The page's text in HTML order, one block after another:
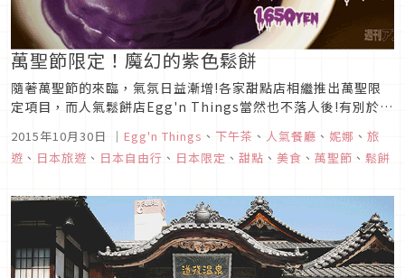
萬聖節限定！魔幻的紫色鬆餅
隨著萬聖節的來臨，氣氛日益漸增!各家甜點店相繼推出萬聖限
定項目，而人氣鬆餅店Egg'n Things當然也不落人後!有別於原
宿店的夏威夷輕鬆風格，這次介紹大家帶有休閒氛圍卻又洋溢高
級感的銀座店!Egg'n Things銀座店店內已經有濃郁的萬聖氣氛
(原宿店介紹請看)雖然本質是稍微有點恐怖的骷髏和蝙蝠...
2015年10月30日 ｜ Egg'n Things 、 下午茶 、 人氣餐廳 、 妮娜 、 旅
遊 、 日本旅遊 、 日本自由行 、 日本限定 、 甜點 、 美食 、 萬聖節 、 鬆餅